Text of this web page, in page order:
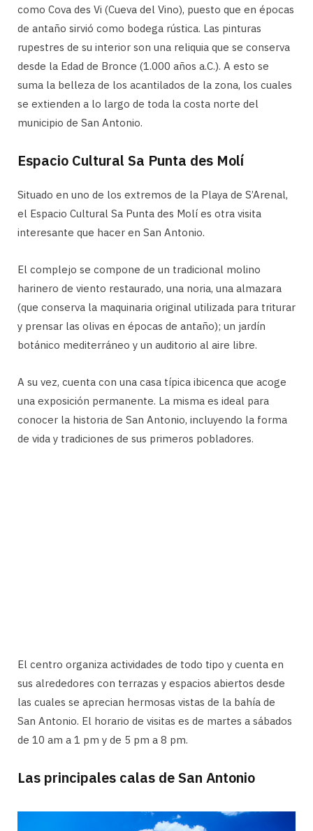
como Cova des Vi (Cueva del Vino), puesto que en épocas
de antaño sirvió como bodega rústica. Las pinturas
rupestres de su interior son una reliquia que se conserva
desde la Edad de Bronce (1.000 años a.C.). A esto se
suma la belleza de los acantilados de la zona, los cuales
se extienden a lo largo de toda la costa norte del
municipio de San Antonio.
Espacio Cultural Sa Punta des Molí
Situado en uno de los extremos de la Playa de S’Arenal,
el Espacio Cultural Sa Punta des Molí es otra visita
interesante que hacer en San Antonio.
El complejo se compone de un tradicional molino
harinero de viento restaurado, una noria, una almazara
(que conserva la maquinaria original utilizada para triturar
y prensar las olivas en épocas de antaño); un jardín
botánico mediterráneo y un auditorio al aire libre.
A su vez, cuenta con una casa típica ibicenca que acoge
una exposición permanente. La misma es ideal para
conocer la historia de San Antonio, incluyendo la forma
de vida y tradiciones de sus primeros pobladores.
El centro organiza actividades de todo tipo y cuenta en
sus alrededores con terrazas y espacios abiertos desde
las cuales se aprecian hermosas vistas de la bahía de
San Antonio. El horario de visitas es de martes a sábados
de 10 am a 1 pm y de 5 pm a 8 pm.
Las principales calas de San Antonio